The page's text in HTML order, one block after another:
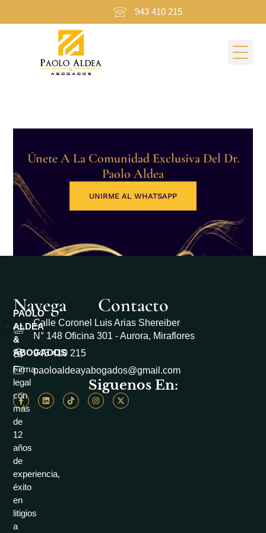
943 410 215
Únete A La Comunidad Exclusiva Del Dr.
Paolo Aldea
UNIRME AL WHATSAPP
PAOLO
ALDEA
&
ABOGADOS
Firma
legal
con
más
de
12
años
de
experiencia,
éxito
en
litigios
a
Navega Contacto
Calle Coronel Luis Arias Shereiber
N° 148 Oficina 301 - Aurora, Miraflores
943 410 215
paoloaldeayabogados@gmail.com
Siguenos En: